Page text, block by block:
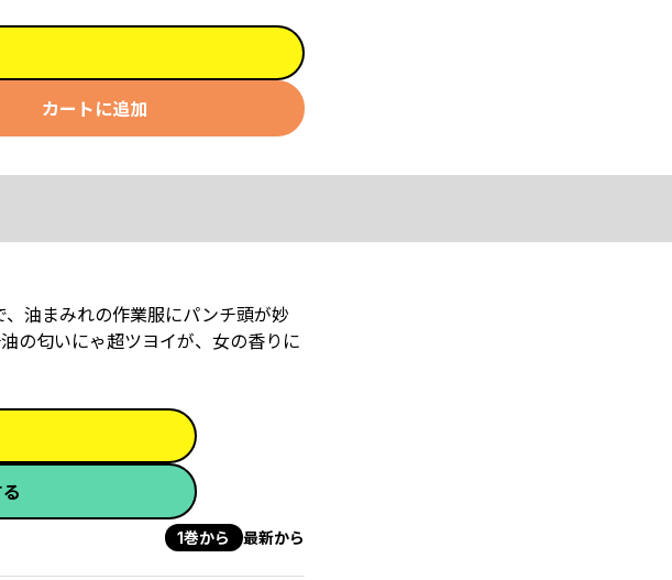
カートに追加
油まみれの作業服にパンチ頭が妙
の匂いにゃ超ツヨイが、女の香りに
1巻から 最新から